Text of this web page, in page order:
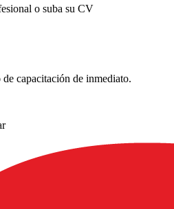
o suba su CV
capacitación de inmediato.